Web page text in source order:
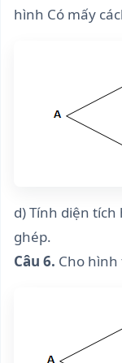
hình Có mấy
d) Tính diện
ghép.
Câu 6. Cho hình